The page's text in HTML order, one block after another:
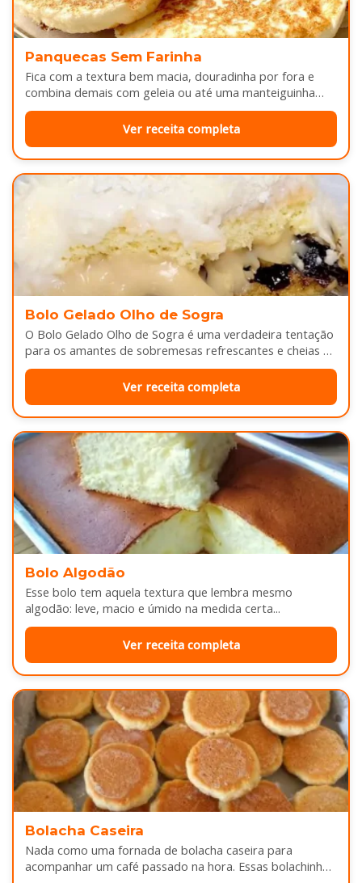
Panquecas Sem Farinha
Fica com a textura bem macia, douradinha por fora e
combina demais com geleia ou até uma manteiguinha
derretendo por cima...
Ver receita completa
Bolo Gelado Olho de Sogra
O Bolo Gelado Olho de Sogra é uma verdadeira tentação
para os amantes de sobremesas refrescantes e cheias de
sabor...
Ver receita completa
Bolo Algodão
Esse bolo tem aquela textura que lembra mesmo
algodão: leve, macio e úmido na medida certa...
Ver receita completa
Bolacha Caseira
Nada como uma fornada de bolacha caseira para
acompanhar um café passado na hora. Essas bolachinhas